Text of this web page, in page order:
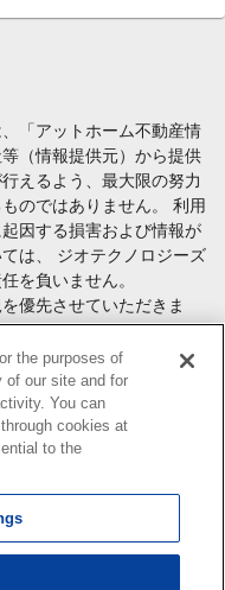
「アットホーム不動産情
（情報提供元）から提供
えるよう、最大限の努力
のではありません。 利用
因する損害および情報が
は、 ジオテクノロジーズ
を負いません。
優先させていただきま
みます）の際には、内容
十分な説明を受け、ご自
他不動産業務ソリューシ
はこちら
情報の無断転載を禁止します。著作権
the purposes of
of our site and for
You can
cookies at
to the